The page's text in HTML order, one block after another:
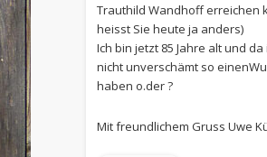
Trauthild Wandhoff erreichen
heisst Sie heute ja anders)
Ich bin jetzt 85 Jahre alt und
nicht unverschämt so
haben o.der ?
Mit freundlichem Gruss Uwe